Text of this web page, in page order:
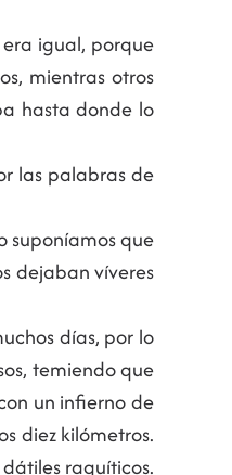
igual, porque
mientras otros
hasta donde lo
las palabras de
suponíamos que
dejaban víveres
días, por lo
temiendo que
un infierno de
diez kilómetros.
raquíticos.